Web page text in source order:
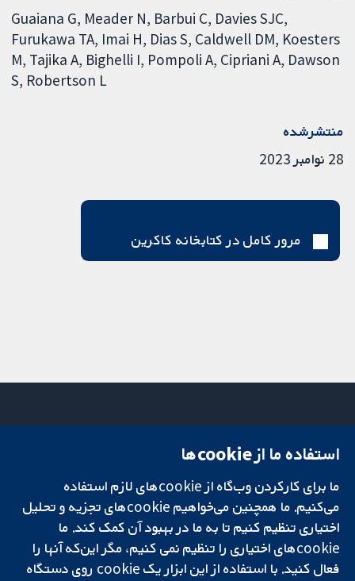
Guaiana G Meader N Barbui C Davies SJC
Furukawa TA Imai H Dias S Caldwell DM Koesters
M Tajika A Bighelli I Pompoli A Cipriani A Dawson
S Robertson L
منتشرشده
28 نوامبر 2023
مرور کامل در کتابخانه کاکرین
تحقیقات قابل
اعتماد.
تصمیم‌گیری آگاهانه.
سلامت بهتر.
میدان کاوندیش
لندن
W1G 0AN
بریتانیا
دفتر رسانه‌ای
درباره ما
فرصت‌های
شغلی
Cochrane
Library
استفاده ما از cookie‌ها
ما برای کارکردن وب‌گاه از cookie‌های لازم استفاده
می‌کنیم. ما همچنین می‌خواهیم cookie‌های تجزیه و تحلیل
اختیاری تنظیم کنیم تا به ما در بهبود آن کمک کند. ما
cookie‌های اختیاری را تنظیم نمی کنیم، مگر این‌که آنها را
فعال کنید. با استفاده از این ابزار یک cookie‌ روی دستگاه